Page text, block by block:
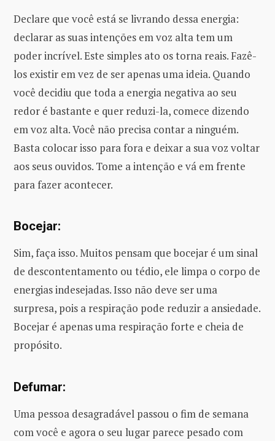
Declare que você está se livrando dessa energia:
declarar as suas intenções em voz alta tem um
poder incrível. Este simples ato os torna reais. Fazê-
los existir em vez de ser apenas uma ideia. Quando
você decidiu que toda a energia negativa ao seu
redor é bastante e quer reduzi-la, comece dizendo
em voz alta. Você não precisa contar a ninguém.
Basta colocar isso para fora e deixar a sua voz voltar
aos seus ouvidos. Tome a intenção e vá em frente
para fazer acontecer.
Bocejar:
Sim, faça isso. Muitos pensam que bocejar é um sinal
de descontentamento ou tédio, ele limpa o corpo de
energias indesejadas. Isso não deve ser uma
surpresa, pois a respiração pode reduzir a ansiedade.
Bocejar é apenas uma respiração forte e cheia de
propósito.
Defumar:
Uma pessoa desagradável passou o fim de semana
com você e agora o seu lugar parece pesado com